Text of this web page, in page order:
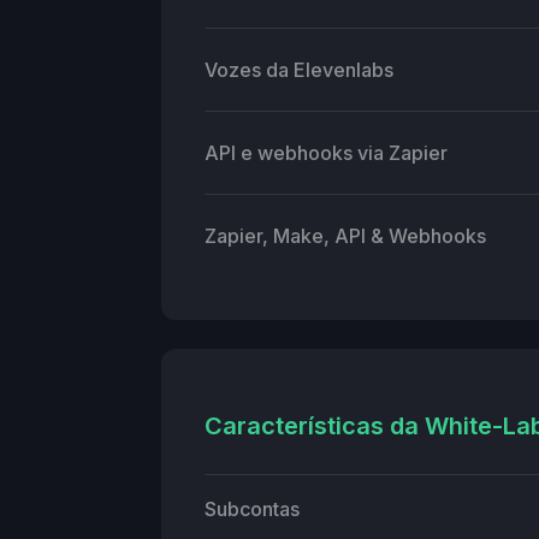
Vozes da Elevenlabs
API e webhooks via Zapier
Zapier, Make, API & Webhooks
Características da White-
Subcontas